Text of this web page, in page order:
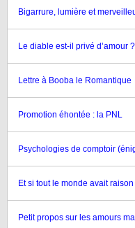
Bigarrure, lumière et
Le diable est-il privé d’amour ?
Lettre à Booba le Romantique
Promotion éhontée : la PNL
Psychologies de comptoir
Et si tout le monde avait
Petit propos sur les amours